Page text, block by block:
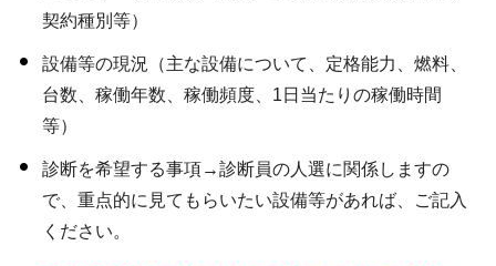
契約種別等）
設備等の現況（主な設備について、定格能力、燃料、
台数、稼働年数、稼働頻度、1日当たりの稼働時間
等）
診断を希望する事項→診断員の人選に関係しますの
で、重点的に見てもらいたい設備等があれば、ご記入
ください。